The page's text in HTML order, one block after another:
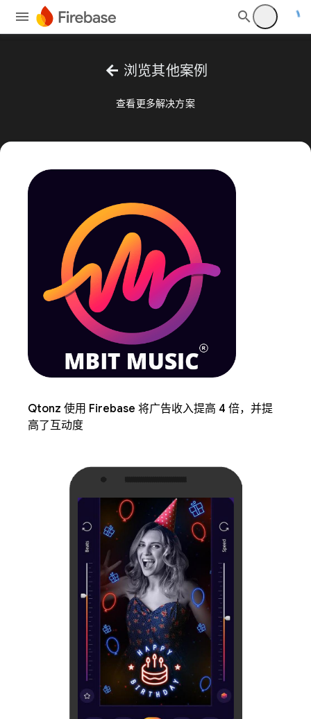
arrow_back 浏览其他案例
查看更多解决方案
Qtonz 使用 Firebase 将广告收入提高 4 倍，并提
高了互动度